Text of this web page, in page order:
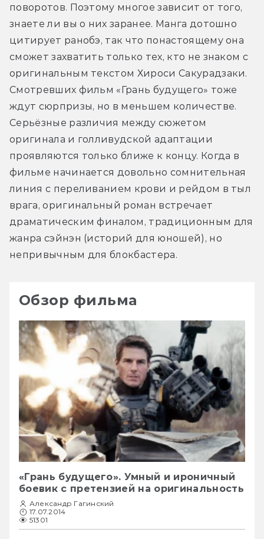
поворотов. Поэтому многое зависит от того,
знаете ли вы о них заранее. Манга дотошно
цитирует ранобэ, так что понастоящему она
сможет захватить только тех, кто не знаком с
оригинальным текстом Хироси Сакурадзаки.
Смотревших фильм «Грань будущего» тоже
ждут сюрпризы, но в меньшем количестве.
Серьёзные различия между сюжетом
оригинала и голливудской адаптации
проявляются только ближе к концу. Когда в
фильме начинается довольно сомнительная
линия с переливанием крови и рейдом в тыл
врага, оригинальный роман встречает
драматическим финалом, традиционным для
жанра сэйнэн (историй для юношей), но
непривычным для блокбастера.
Обзор фильма
«Грань будущего». Умный и ироничный
боевик с претензией на оригинальность
Александр Гагинский
17.07.2014
51301